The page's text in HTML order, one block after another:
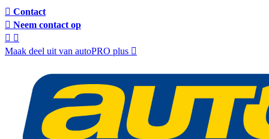
Contact
Neem contact op
Maak deel uit van autoPRO plus